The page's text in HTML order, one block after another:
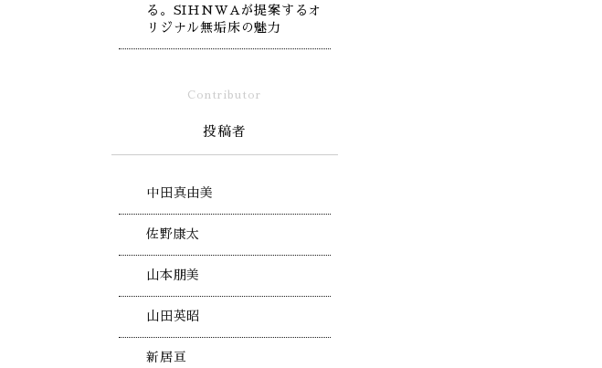
る。SIHNWAが提案するオ
リジナル無垢床の魅力
Contributor
投稿者
中田真由美
佐野康太
山本朋美
山田英昭
新居亘